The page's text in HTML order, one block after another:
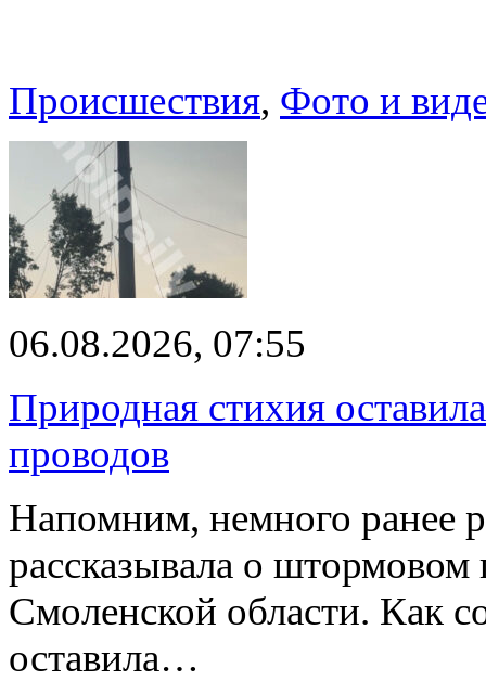
Происшествия, Фото и
06.08.2026, 07:55
Природная стихия
проводов
Напомним, немного ранее
рассказывала о
Смоленской области. Как
оставила…